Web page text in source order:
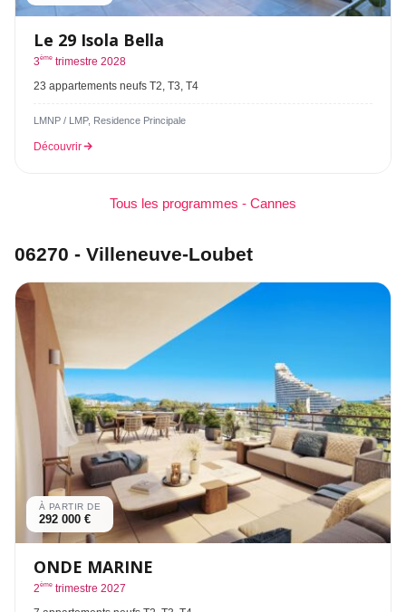
Le 29 Isola Bella
3ème trimestre 2028
23 appartements neufs T2, T3, T4
LMNP / LMP, Residence Principale
Découvrir
Tous les programmes - Cannes
06270 - Villeneuve-Loubet
À PARTIR DE
292 000 €
ONDE MARINE
2ème trimestre 2027